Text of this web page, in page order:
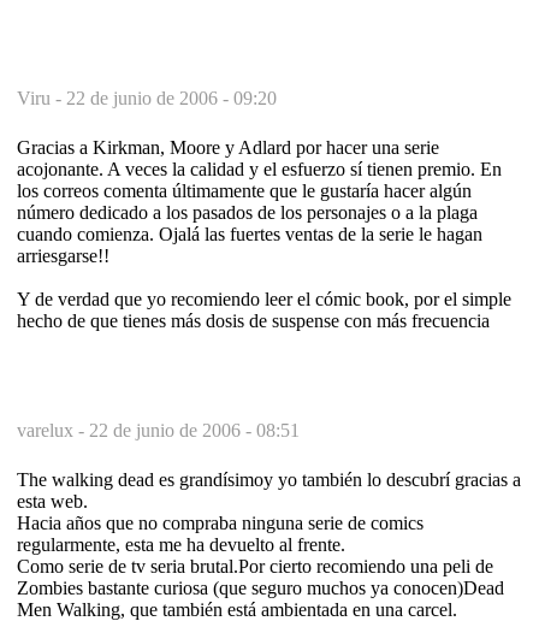
Viru - 22 de junio de 2006 - 09:20
Gracias a Kirkman, Moore y Adlard por hacer una serie
acojonante. A veces la calidad y el esfuerzo sí tienen premio. En
los correos comenta últimamente que le gustaría hacer algún
número dedicado a los pasados de los personajes o a la plaga
cuando comienza. Ojalá las fuertes ventas de la serie le hagan
arriesgarse!!
Y de verdad que yo recomiendo leer el cómic book, por el simple
hecho de que tienes más dosis de suspense con más frecuencia
varelux - 22 de junio de 2006 - 08:51
The walking dead es grandísimoy yo también lo descubrí gracias a
esta web.
Hacia años que no compraba ninguna serie de comics
regularmente, esta me ha devuelto al frente.
Como serie de tv seria brutal.Por cierto recomiendo una peli de
Zombies bastante curiosa (que seguro muchos ya conocen)Dead
Men Walking, que también está ambientada en una carcel.